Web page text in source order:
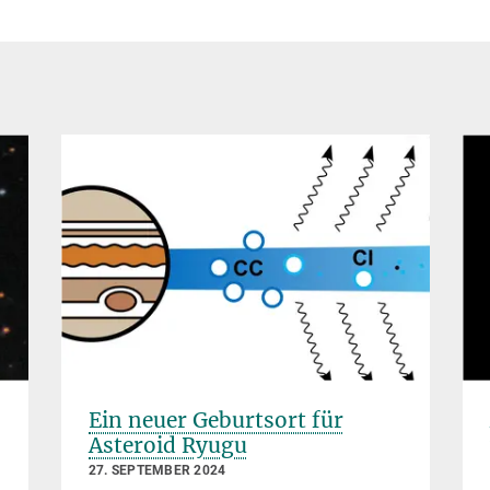
Ein neuer Geburtsort für
Asteroid Ryugu
27. SEPTEMBER 2024